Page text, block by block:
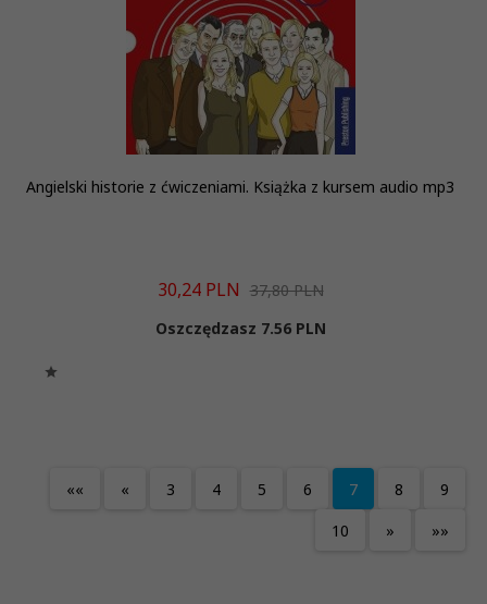
Angielski historie z ćwiczeniami. Książka z kursem audio mp3
30,24 PLN 37,80 PLN
Oszczędzasz 7.56 PLN
«« « 3 4 5 6 7 8
9
10
» »»